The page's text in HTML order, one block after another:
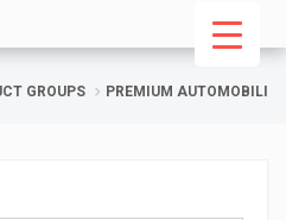
GROUPS PREMIUM AUTOMOBILI